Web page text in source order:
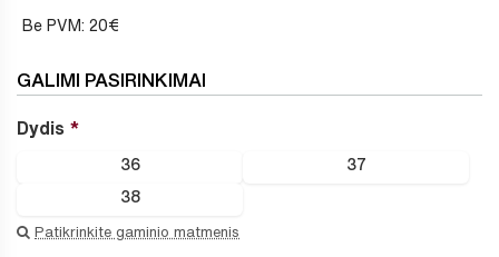
Be PVM: 20€
GALIMI PASIRINKIMAI
Dydis
36 37
38
Patikrinkite gaminio matmenis